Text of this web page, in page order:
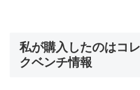
私が購入したのはコ
クベンチ情報